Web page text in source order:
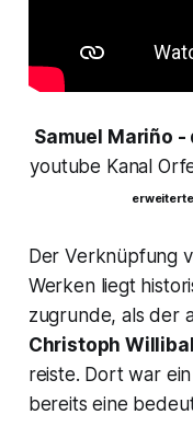
Samuel Mariño -
youtube Kanal
Der Verknüpfung
Werken liegt
zugrunde, als der
Christoph
reiste. Dort war
bereits eine